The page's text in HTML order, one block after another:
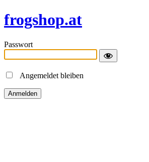
frogshop.at
Passwort
Angemeldet bleiben